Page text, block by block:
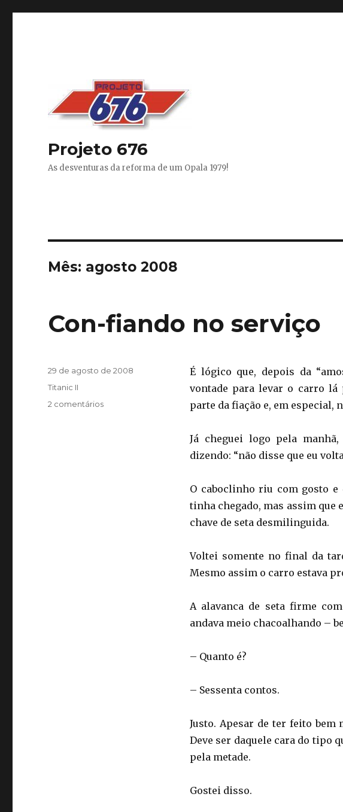
Projeto 676
As desventuras da reforma de um Opala 1979!
Mês: agosto 2008
Con-fiando no serviço
É lógico que, depois da
vontade para levar o carro lá
parte da fiação e, em especial,
Já cheguei logo pela
dizendo: “não disse que eu
O caboclinho riu com gosto
tinha chegado, mas assim que
chave de seta desmilinguida.
Voltei somente no final da
Mesmo assim o carro estava
A alavanca de seta firme
andava meio chacoalhando –
– Quanto é?
– Sessenta contos.
Justo. Apesar de ter feito
Deve ser daquele cara do tipo
pela metade.
Gostei disso.
Publicado
em
29 de agosto de 2008
Categorias
Titanic II
2 comentáriosem